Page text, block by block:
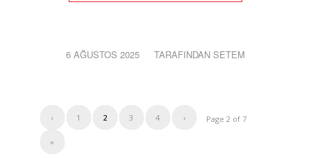
6 AĞUSTOS 2025
/ TARAFINDAN SETEM
Page 2 of 7
‹ 1 2 3 4 ›
»